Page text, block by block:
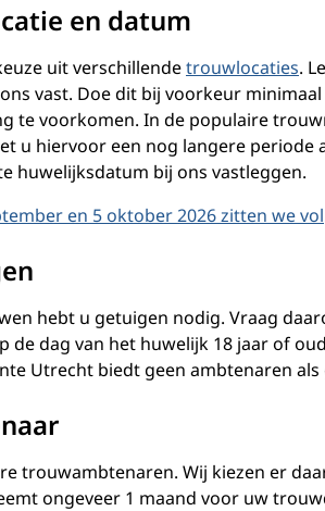
en datum
uit verschillendetrouwlocaties.
vast. Doe dit bij voorkeur
te voorkomen. In de populaire
u hiervoor een nog langere periode
huwelijksdatum bij ons vastleggen.
en 5 oktober 2026 zitten we vol
hebt u getuigen nodig. Vraag
de dag van het huwelijk 18 jaar of
Utrecht biedt geen ambtenaren als
trouwambtenaren. Wij kiezen er
ongeveer 1 maand voor uw